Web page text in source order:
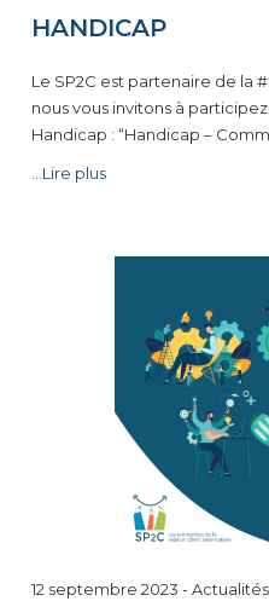
HANDICAP
Le SP2C est partenaire de la
nous vous invitons à
Handicap : “Handicap –
...Lire plus
12 septembre 2023 13-